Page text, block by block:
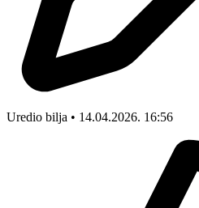
Uredio bilja • 14.04.2026. 16:56